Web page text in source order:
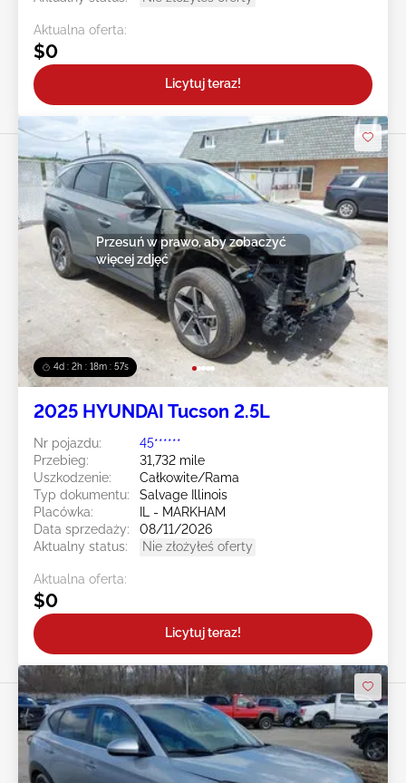
Aktualna oferta:
$0
Licytuj teraz!
4d : 2h : 18m : 55s
Przesuń w prawo, aby zobaczyć
więcej zdjęć
2025 HYUNDAI Tucson 2.5L
Nr pojazdu:
45******
Przebieg:
31,732 mile
Uszkodzenie:
Całkowite/Rama
Typ dokumentu:
Salvage Illinois
Placówka:
IL - MARKHAM
Data sprzedaży:
08/11/2026
Aktualny status:
Nie złożyłeś oferty
Aktualna oferta:
$0
Licytuj teraz!